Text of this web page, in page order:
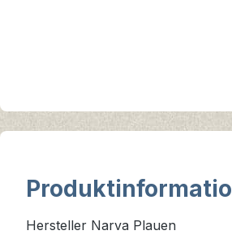
Hersteller Narva Plauen